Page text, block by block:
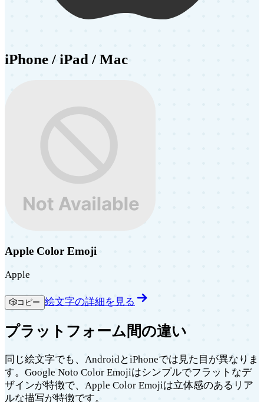
iPhone / iPad / Mac
Apple Color Emoji
Apple
🎲コピー 絵文字の詳細を見る
プラットフォーム間の違い
同じ絵文字でも、AndroidとiPhoneでは見た目が異なりま
す。Google Noto Color Emojiはシンプルでフラットなデ
ザインが特徴で、Apple Color Emojiは立体感のあるリア
ルな描写が特徴です。